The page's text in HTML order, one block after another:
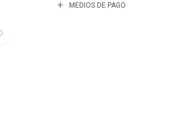
MEDIOS DE PAGO